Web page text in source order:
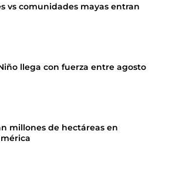
vs comunidades mayas entran
llega con fuerza entre agosto
millones de hectáreas en